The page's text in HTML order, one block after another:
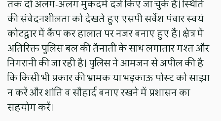
तक दो अलग-अलग मुकदमे दर्ज किए जा चुके हैं। स्थिति
की संवेदनशीलता को देखते हुए एसपी सर्वेश पंवार स्वयं
कोटद्वार में कैंप कर हालात पर नजर बनाए हुए हैं। क्षेत्र में
अतिरिक्त पुलिस बल की तैनाती के साथ लगातार गश्त और
निगरानी की जा रही है। पुलिस ने आमजन से अपील की है
कि किसी भी प्रकार की भ्रामक या भड़काऊ पोस्ट को साझा
न करें और शांति व सौहार्द बनाए रखने में प्रशासन का
सहयोग करें।